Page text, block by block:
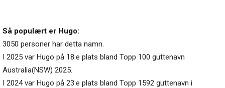
Så populært er Hugo:
3050 personer har detta namn.
I 2025 var Hugo på 18:e plats bland Topp 100 guttenavn
Australia(NSW) 2025.
I 2024 var Hugo på 23:e plats bland Topp 1592 guttenavn i